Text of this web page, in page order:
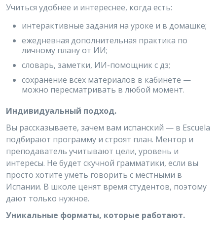
Учиться удобнее и интереснее, когда есть:
интерактивные задания на уроке и в домашке;
ежедневная дополнительная практика по
личному плану от ИИ;
словарь, заметки, ИИ-помощник с дз;
сохранение всех материалов в кабинете —
можно пересматривать в любой момент.
Индивидуальный подход.
Вы рассказываете, зачем вам испанский — в Escuela
подбирают программу и строят план. Ментор и
преподаватель учитывают цели, уровень и
интересы. Не будет скучной грамматики, если вы
просто хотите уметь говорить с местными в
Испании. В школе ценят время студентов, поэтому
дают только нужное.
Уникальные форматы, которые работают.